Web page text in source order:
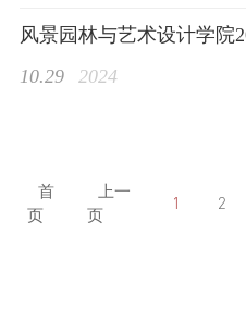
10.29
2024
首
页
上一
页
1 2